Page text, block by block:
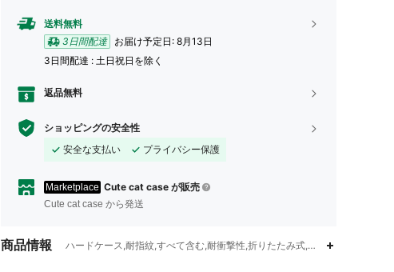
送料無料
3日間配達
お届け予定日: 8月13日
3日間配達 : 土日祝日を除く
返品無料
ショッピングの安全性
安全な支払い
プライバシー保護
Marketplace Cute cat case が販売
Cute cat case から発送
商品情報 ハードケース,耐指紋,すべて含む,耐衝撃性,折りたたみ式,軽量,ウォレットフ
4.47 5.3K 1.7K